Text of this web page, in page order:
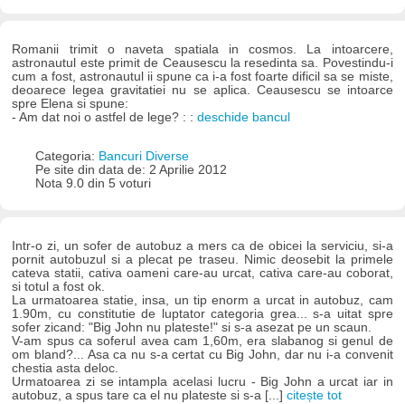
Romanii trimit o naveta spatiala in cosmos. La intoarcere,
astronautul este primit de Ceausescu la resedinta sa. Povestindu-i
cum a fost, astronautul ii spune ca i-a fost foarte dificil sa se miste,
deoarece legea gravitatiei nu se aplica. Ceausescu se intoarce
spre Elena si spune:
- Am dat noi o astfel de lege? : :deschide bancul
Categoria: Bancuri Diverse
Pe site din data de: 2 Aprilie 2012
Nota 9.0 din 5 voturi
Intr-o zi, un sofer de autobuz a mers ca de obicei la serviciu, si-a
pornit autobuzul si a plecat pe traseu. Nimic deosebit la primele
cateva statii, cativa oameni care-au urcat, cativa care-au coborat,
si totul a fost ok.
La urmatoarea statie, insa, un tip enorm a urcat in autobuz, cam
1.90m, cu constitutie de luptator categoria grea... s-a uitat spre
sofer zicand: "Big John nu plateste!" si s-a asezat pe un scaun.
V-am spus ca soferul avea cam 1,60m, era slabanog si genul de
om bland?... Asa ca nu s-a certat cu Big John, dar nu i-a convenit
chestia asta deloc.
Urmatoarea zi se intampla acelasi lucru - Big John a urcat iar in
autobuz, a spus tare ca el nu plateste si s-a [...]citește tot